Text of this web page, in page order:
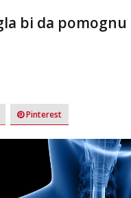
bi da
Pinterest